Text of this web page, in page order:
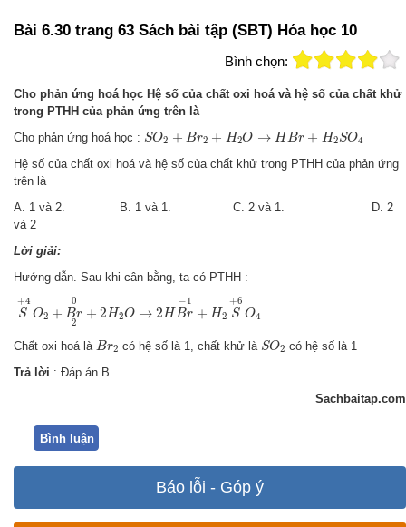
Bài 6.30 trang 63 Sách bài tập (SBT) Hóa học 10
Bình chọn:
Cho phản ứng hoá học Hệ số của chất oxi hoá và hệ số của chất khử
trong PTHH của phản ứng trên là
Cho phản ứng hoá học : SO2 + Br2 + H2O → HBr + H2SO4
SO + r2 H O→H B +H2 O 4
Hệ số của chất oxi hoá và hệ số của chất khử trong PTHH của phản ứng
trên là
A. 1 và 2. B. 1 và 1. C. 2 và 1. D. 2
và 2
Lời giải:
Hướng dẫn. Sau khi cân bằng, ta có PTHH :
+4
S O2 +
0
Br
2
+ 2H2O → 2H
−1
Br + H2
+6
S O4
S + B − S +
Chất oxi hoá là Br2
Br có hệ số là 1, chất khử là SO2
SO
có hệ số là 1
Trả lời : Đáp án B.
Sachbaitap.com
Bình luận
Báo lỗi - Góp ý